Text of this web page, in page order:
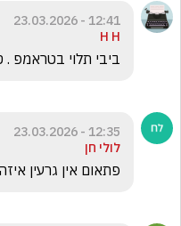
12:41 - 23.03.2026
H H
ביבי תלוי בטראמפ
12:35 - 23.03.2026
לולי חן
פתאום אין גרעין